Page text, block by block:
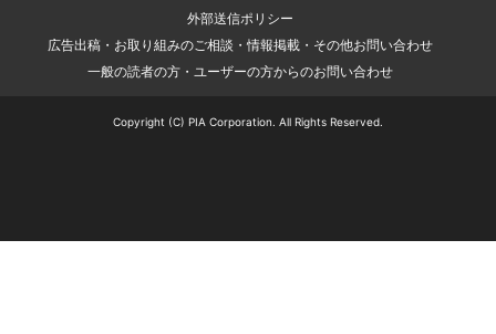
外部送信ポリシー
広告出稿・お取り組みのご相談・情報掲載・その他お問い合わせ
一般の読者の方・ユーザーの方からのお問い合わせ
Copyright (C) PIA Corporation. All Rights Reserved.